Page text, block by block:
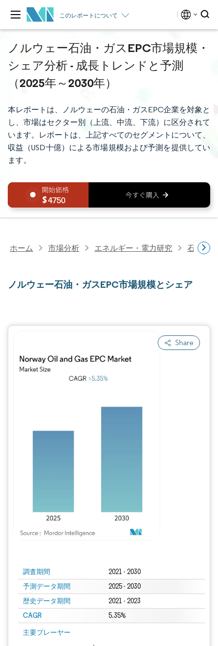
このレポートについて
ノルウェー石油・ガスEPC市場規模・
シェア分析 - 成長トレンドと予測
（2025年～2030年）
本レポートは、ノルウェーの石油・ガスEPC企業を対象と
し、市場はセクター別（上流、中流、下流）に区分されて
います。レポートは、上記すべてのセグメントについて、
収益（USD十億）による市場規模および予測を提供してい
ます。
4750
ホーム 市場分析 エネルギー・電力研究 石油・
ノルウェー石油・ガスEPC市場規模とシェア
Share
調査期間 2021 - 2030
予測データ期間 2025 - 2030
歴史データ期間 2021 - 2023
CAGR 5.35%
主要プレーヤー